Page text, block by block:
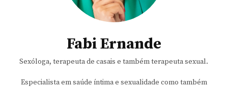
Fabi Ernande
Sexóloga, terapeuta de casais e também terapeuta sexual.
Especialista em saúde íntima e sexualidade como também